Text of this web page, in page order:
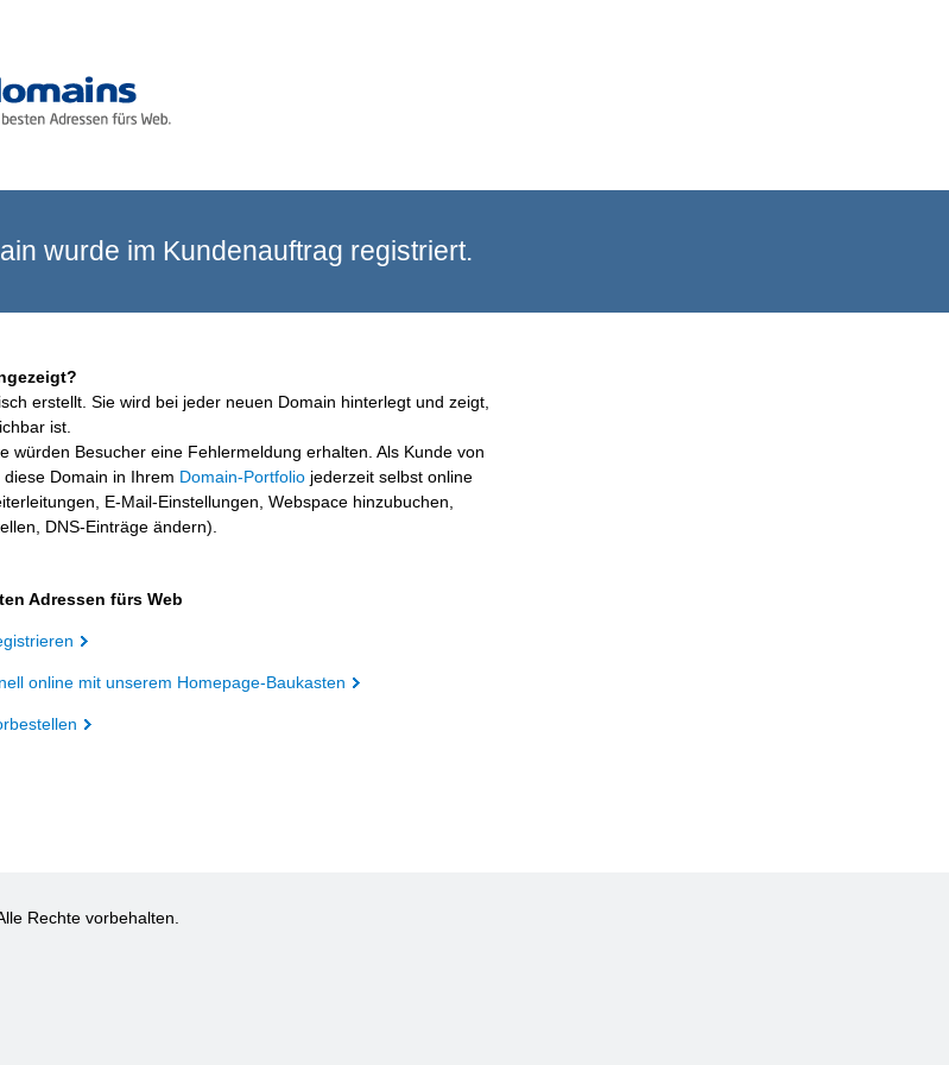
wurde im Kundenauftrag registriert.
erstellt. Sie wird bei jeder neuen Domain hinterlegt und zeigt,
ist.
würden Besucher eine Fehlermeldung erhalten. Als Kunde von
Domain in Ihrem Domain-Portfolio jederzeit selbst online
E-Mail-Einstellungen, Webspace hinzubuchen,
DNS-Einträge ändern).
Adressen fürs Web
online mit unserem Homepage-Baukasten
Rechte vorbehalten.